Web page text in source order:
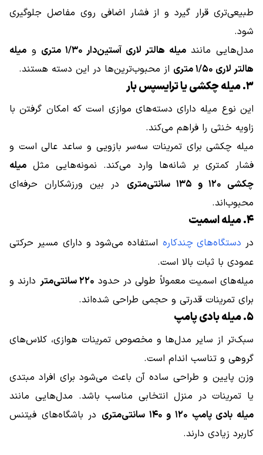
طبیعی‌تری قرار گیرد و از فشار اضافی روی مفاصل جلوگیری
شود.
مدل‌هایی مانندمیله هالتر لاری آستین‌دار ۱/۳۰ متری و میله
هالتر لاری ۱/۵۰ متری
از محبوب‌ترین‌ها در این دسته هستند.
۳. میله چکشی یا ترایسپس بار
این نوع میله دارای دسته‌های موازی است که امکان گرفتن با
زاویه خنثی را فراهم می‌کند.
میله چکشی برای تمرینات سه‌سر بازویی و ساعد عالی است و
فشار کمتری بر شانه‌ها وارد می‌کند. نمونه‌هایی مثل میله
چکشی ۱۲۰ و ۱۳۵ سانتی‌متری
در بین ورزشکاران حرفه‌ای
محبوب‌اند.
۴. میله اسمیت
در دستگاه‌های چندکاره استفاده می‌شود و دارای مسیر حرکتی
عمودی با ثبات بالا است.
میله‌های اسمیت معمولاً طولی در حدود ۲۲۰ سانتی‌متر
دارند و
برای تمرینات قدرتی و حجمی طراحی شده‌اند.
۵. میله بادی پامپ
سبک‌تر از سایر مدل‌ها و مخصوص تمرینات هوازی، کلاس‌های
گروهی و تناسب اندام است.
وزن پایین و طراحی ساده آن باعث می‌شود برای افراد مبتدی
یا تمرینات در منزل انتخابی مناسب باشد. مدل‌هایی مانند
میله بادی پامپ ۱۲۰ و ۱۴۰ سانتی‌متری
در باشگاه‌های فیتنس
کاربرد زیادی دارند.